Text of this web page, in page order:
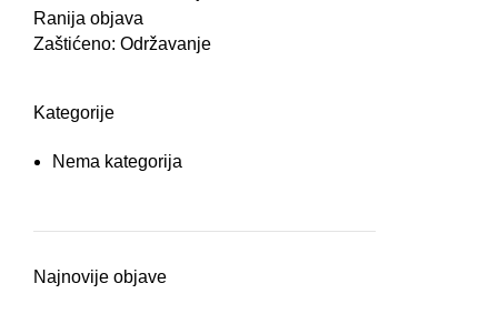
Ranija objava
Zaštićeno: Održavanje
Kategorije
Nema kategorija
Najnovije objave